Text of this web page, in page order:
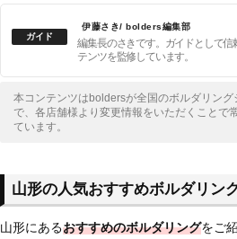
伊藤さき/ bolders編集部
編集長のさきです。ガイドとして
テンツを監修しています。
本コンテンツはboldersが全国のボルダリン
で、各店舗様より変更情報をいただくことで
ています。
山形の人気おすすめボルダリン
山形にあるおすすめのボルダリングをご